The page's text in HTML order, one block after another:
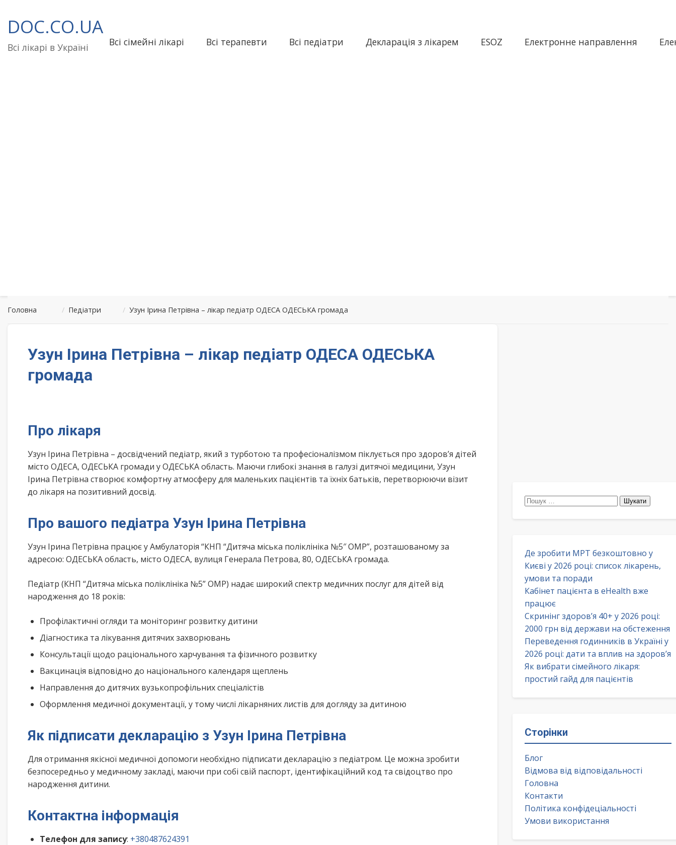
до
вмісту
DOC.CO.UA
Всі лікарі в Україні Всі сімейні лікарі Всі терапевти Всі педіатри Декларація з лікарем ESOZ Електронне направлення
Головна / Педіатри / Узун Ірина Петрівна – лікар педіатр ОДЕСА ОДЕСЬКА громада
Узун Ірина Петрівна – лікар педіатр ОДЕСА ОДЕСЬКА
громада
Про лікаря
Узун Ірина Петрівна – досвідчений педіатр, який з турботою та професіоналізмом піклується про здоров’я дітей
місто ОДЕСА, ОДЕСЬКА громади у ОДЕСЬКА область. Маючи глибокі знання в галузі дитячої медицини, Узун
Ірина Петрівна створює комфортну атмосферу для маленьких пацієнтів та їхніх батьків, перетворюючи візит
до лікаря на позитивний досвід.
Про вашого педіатра Узун Ірина Петрівна
Узун Ірина Петрівна працює у Амбулаторія “КНП “Дитяча міська поліклініка №5″ ОМР”, розташованому за
адресою: ОДЕСЬКА область, місто ОДЕСА, вулиця Генерала Петрова, 80, ОДЕСЬКА громада.
Педіатр (КНП “Дитяча міська поліклініка №5” ОМР) надає широкий спектр медичних послуг для дітей від
народження до 18 років:
Профілактичні огляди та моніторинг розвитку дитини
Діагностика та лікування дитячих захворювань
Консультації щодо раціонального харчування та фізичного розвитку
Вакцинація відповідно до національного календаря щеплень
Направлення до дитячих вузькопрофільних спеціалістів
Оформлення медичної документації, у тому числі лікарняних листів для догляду за дитиною
Як підписати декларацію з Узун Ірина Петрівна
Для отримання якісної медичної допомоги необхідно підписати декларацію з педіатром. Це можна зробити
безпосередньо у медичному закладі, маючи при собі свій паспорт, ідентифікаційний код та свідоцтво про
народження дитини.
Контактна інформація
Телефон для запису: +380487624391
Пошук:
Де зробити МРТ безкоштовно у
Києві у 2026 році: список лікарень,
умови та поради
Кабінет пацієнта в eHealth вже
працює
Скринінг здоров’я 40+ у 2026 році:
2000 грн від держави на обстеження
Переведення годинників в Україні у
2026 році: дати та вплив на здоров’я
Як вибрати сімейного лікаря:
простий гайд для пацієнтів
Сторінки
Блог
Відмова від відповідальності
Головна
Контакти
Політика конфідеціальності
Умови використання